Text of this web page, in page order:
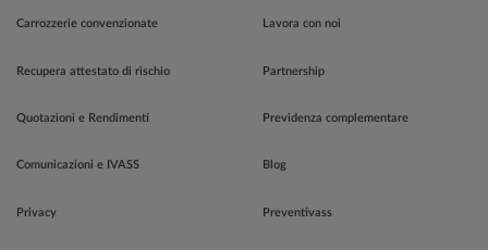
Carrozzerie convenzionate
Recupera attestato di rischio
Quotazioni e Rendimenti
Comunicazioni e IVASS
Privacy
Lavora con noi
Partnership
Previdenza complementare
Blog
Preventivass